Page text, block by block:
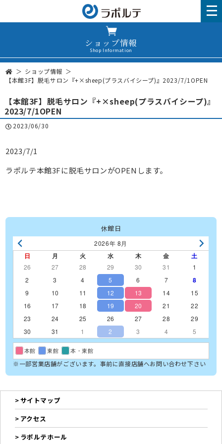
ショップ情報
Shop Information
ショップ情報
【本館3F】脱毛サロン『+×sheep(プラスバイシープ)』2023/7/1OPEN
【本館3F】脱毛サロン『+×sheep(プラスバイシープ)』
2023/7/1OPEN
2023/06/30
2023/7/1
ラポルテ本館3Fに脱毛サロンがOPENします。
休館日
2026年 8月
日 月 火 水 木 金 土
26 27 28 29 30 31
1
2
3 4 5 6 7 8
9 10 11 12 13 14
15
16
17 18 19 20 21
22
23
24 25 26 27 28
29
30
31 1 2 3 4 5
本館 東館 本・東館
※一部営業店舗がございます。事前に直接店舗へお問い合わせ下さい
サイトマップ
アクセス
ラポルテホール